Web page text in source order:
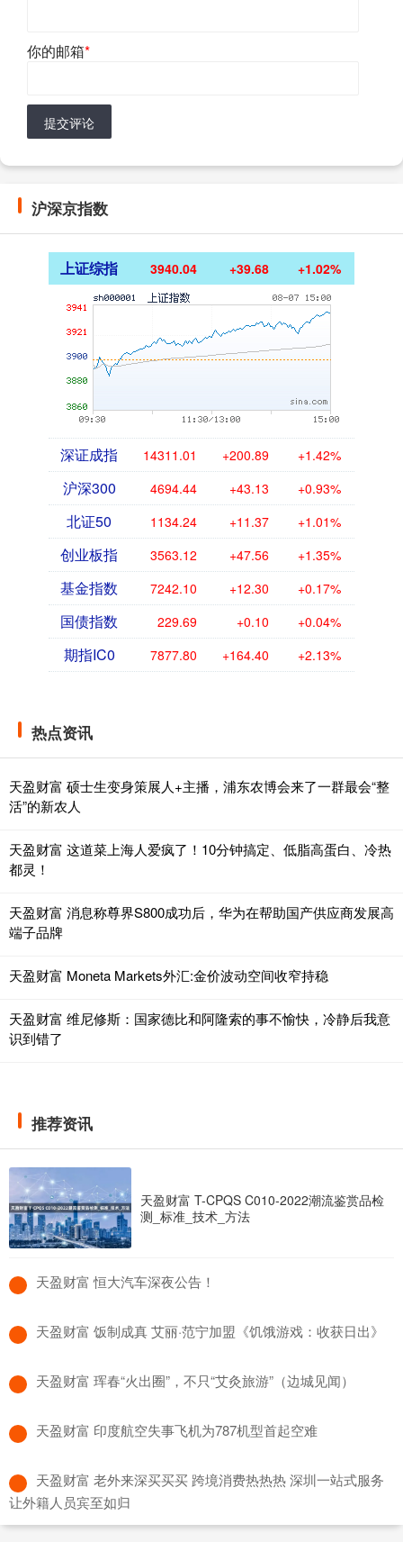
你的邮箱*
提交评论
沪深京指数
上证综指 3940.04 +39.68 +1.02%
深证成指 14311.01 +200.89 +1.42%
沪深300 4694.44 +43.13 +0.93%
北证50 1134.24 +11.37 +1.01%
创业板指 3563.12 +47.56 +1.35%
基金指数 7242.10 +12.30 +0.17%
国债指数 229.69 +0.10 +0.04%
期指IC0 7877.80 +164.40 +2.13%
热点资讯
天盈财富 硕士生变身策展人+主播，浦东农博会来了一群最会“整
活”的新农人
天盈财富 这道菜上海人爱疯了！10分钟搞定、低脂高蛋白、冷热
都灵！
天盈财富 消息称尊界S800成功后，华为在帮助国产供应商发展高
端子品牌
天盈财富 Moneta Markets外汇:金价波动空间收窄持稳
天盈财富 维尼修斯：国家德比和阿隆索的事不愉快，冷静后我意
识到错了
推荐资讯
天盈财富 T-CPQS C010-2022潮流鉴赏品检
测_标准_技术_方法
​天盈财富 恒大汽车深夜公告！
​天盈财富 饭制成真 艾丽·范宁加盟《饥饿游戏：收获日出》
​天盈财富 珲春“火出圈”，不只“艾灸旅游”（边城见闻）
​天盈财富 印度航空失事飞机为787机型首起空难
​天盈财富 老外来深买买买 跨境消费热热热 深圳一站式服务
让外籍人员宾至如归